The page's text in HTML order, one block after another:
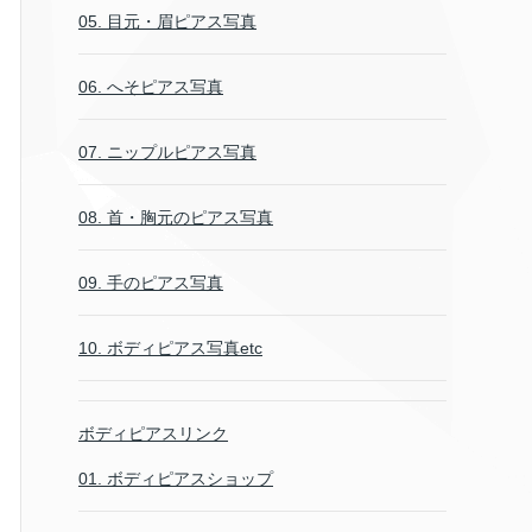
05. 目元・眉ピアス写真
06. へそピアス写真
07. ニップルピアス写真
08. 首・胸元のピアス写真
09. 手のピアス写真
10. ボディピアス写真etc
ボディピアスリンク
01. ボディピアスショップ